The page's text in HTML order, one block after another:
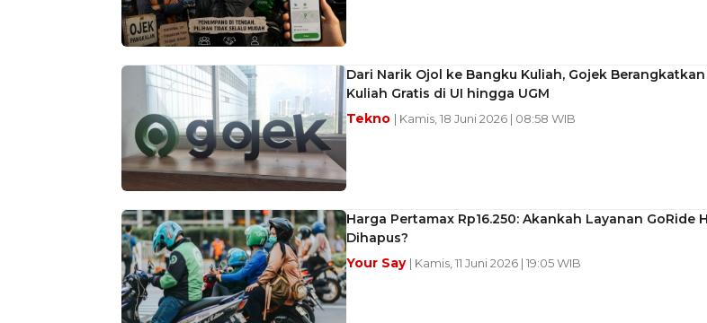
Dari Narik Ojol ke Bangku Kuliah, Gojek
Kuliah Gratis di UI hingga UGM
Tekno | Kamis, 18 Juni 2026 | 08:58 WIB
Harga Pertamax Rp16.250: Akankah Layanan GoRide
Dihapus?
Your Say | Kamis, 11 Juni 2026 | 19:05 WIB